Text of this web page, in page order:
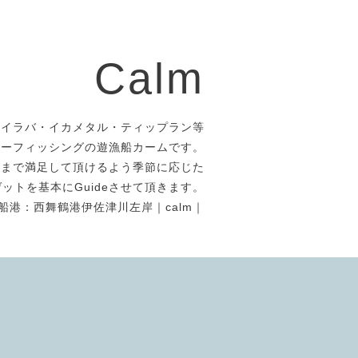
Calm
ラバ・イカメタル・ティップラン等
フィッシングの遊漁船カームです。
で満足して頂けるよう季節に応じた
トを基本にGuideさせて頂きます。
港：西舞鶴港伊佐津川左岸｜calm｜